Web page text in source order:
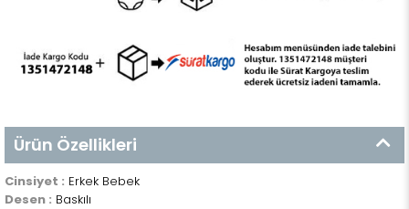
Ürün Özellikleri
Cinsiyet : Erkek Bebek
Desen : Baskılı